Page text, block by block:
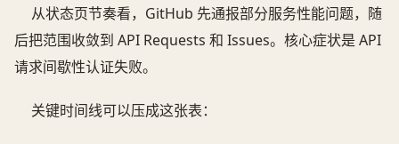
从状态页节奏看，GitHub 先通报部分服务性能问题，随
后把范围收敛到 API Requests 和 Issues。核心症状是 API
请求间歇性认证失败。
关键时间线可以压成这张表：